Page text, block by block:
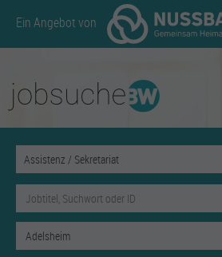
Ein Angebot von